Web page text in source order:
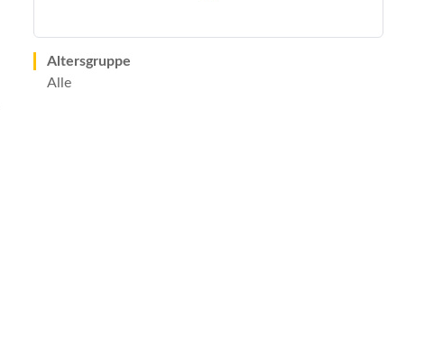
Altersgruppe
Alle